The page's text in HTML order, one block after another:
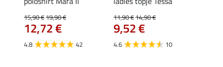
15,90 €19,90 €
12,72 €
4.8 42
11,90 €14,90 €
9,52 €
4.6 10